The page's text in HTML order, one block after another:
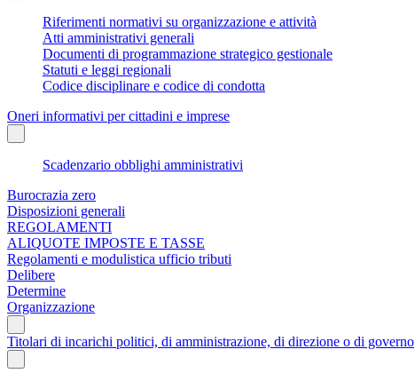
Riferimenti normativi su organizzazione e attività
Atti amministrativi generali
Documenti di programmazione strategico gestionale
Statuti e leggi regionali
Codice disciplinare e codice di condotta
Oneri informativi per cittadini e imprese
Scadenzario obblighi amministrativi
Burocrazia zero
Disposizioni generali
REGOLAMENTI
ALIQUOTE IMPOSTE E TASSE
Regolamenti e modulistica ufficio tributi
Delibere
Determine
Organizzazione
Titolari di incarichi politici, di amministrazione, di direzione o di governo